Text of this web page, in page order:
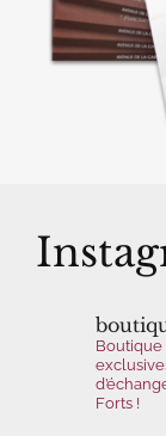
Boutique
Forts !